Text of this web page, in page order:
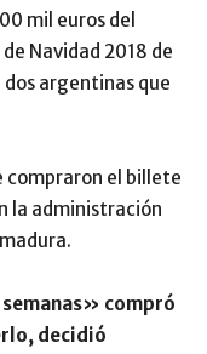
mil euros del
Navidad 2018 de
argentinas que
compraron el billete
la administración
semanas» compró
decidió